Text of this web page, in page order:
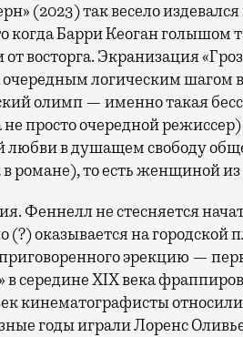
(2023) так весело издевался
когда Барри Кеоган голышом
восторга. Экранизация
очередным логическим шагом в
олимп — именно такая
просто очередной
любви в душащем свободу
романе), то есть женщиной из
Феннелл не стесняется
оказывается на городской
эрекцию —
в середине XIX века
кинематографисты
годы играли Лоренс